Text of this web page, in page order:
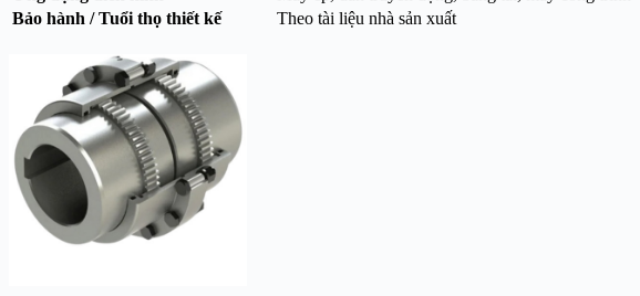
Bảo hành / Tuổi thọ thiết kế
Theo tài liệu nhà sản xuất